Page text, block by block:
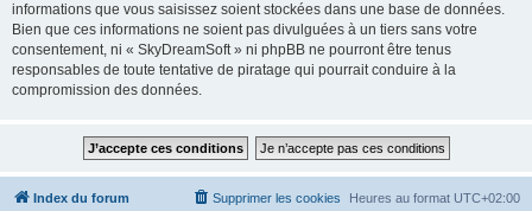
informations que vous saisissez soient stockées dans une base de données.
Bien que ces informations ne soient pas divulguées à un tiers sans votre
consentement, ni « SkyDreamSoft » ni phpBB ne pourront être tenus
responsables de toute tentative de piratage qui pourrait conduire à la
compromission des données.
Index du forum Heures au format UTC+02:00
Supprimer les cookies